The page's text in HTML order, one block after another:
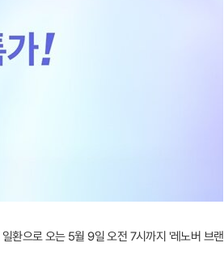
환으로 오는 5월 9일 오전 7시까지 '레노버 브랜